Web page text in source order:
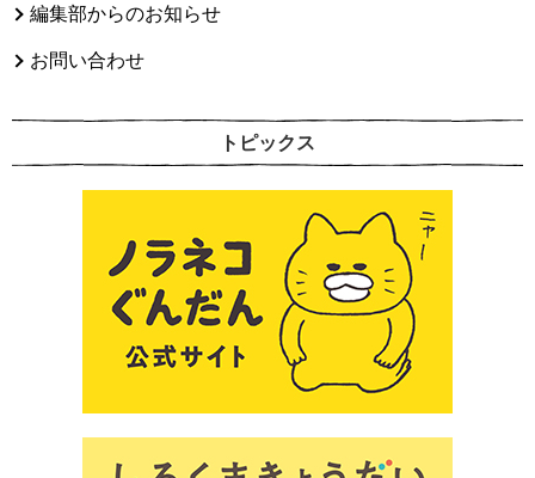
編集部からのお知らせ
お問い合わせ
トピックス